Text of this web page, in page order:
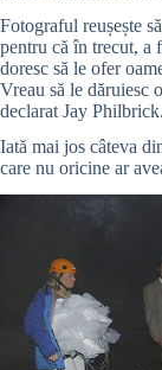
Fotograful reușește
pentru că în trecut, a
doresc să le ofer
Vreau să le dăruiesc
declarat Jay Philbrick.
Iată mai jos câteva
care nu oricine ar